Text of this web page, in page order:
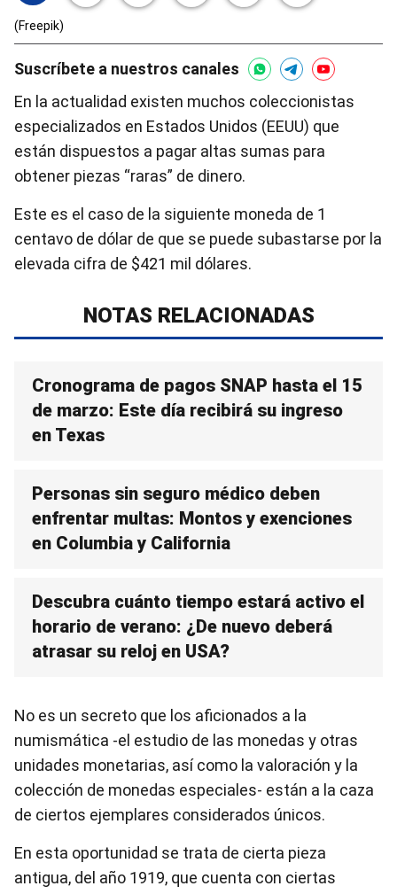
(Freepik)
Suscríbete a nuestros canales
En la actualidad existen muchos coleccionistas
especializados en Estados Unidos (EEUU) que
están dispuestos a pagar altas sumas para
obtener piezas “raras” de dinero.
Este es el caso de la siguiente moneda de 1
centavo de dólar de que se puede subastarse por la
elevada cifra de $421 mil dólares.
NOTAS RELACIONADAS
Cronograma de pagos SNAP hasta el 15
de marzo: Este día recibirá su ingreso
en Texas
Personas sin seguro médico deben
enfrentar multas: Montos y exenciones
en Columbia y California
Descubra cuánto tiempo estará activo el
horario de verano: ¿De nuevo deberá
atrasar su reloj en USA?
No es un secreto que los aficionados a la
numismática -el estudio de las monedas y otras
unidades monetarias, así como la valoración y la
colección de monedas especiales- están a la caza
de ciertos ejemplares considerados únicos.
En esta oportunidad se trata de cierta pieza
antigua, del año 1919, que cuenta con ciertas